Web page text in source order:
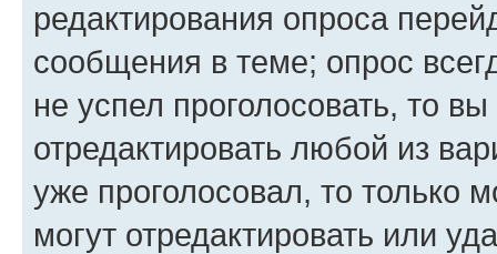
редактирования опроса
сообщения в теме; опрос
не успел проголосовать, то
отредактировать любой из
уже проголосовал, то только
могут отредактировать или